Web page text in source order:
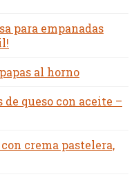
para empanadas
al horno
de queso con aceite –
con crema pastelera,